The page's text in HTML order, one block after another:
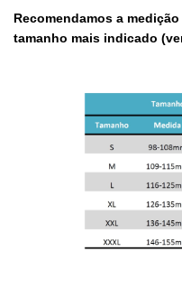
Recomendamos a
tamanho mais indicado